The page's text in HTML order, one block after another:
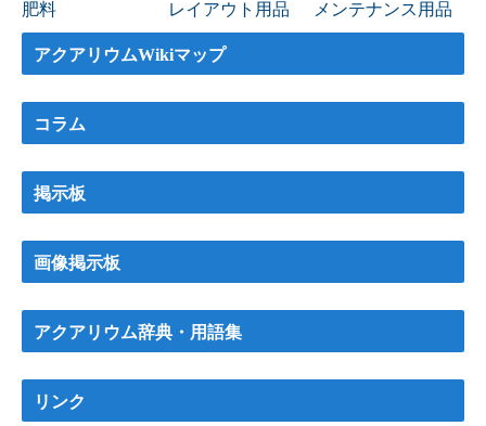
肥料 レイアウト用品 メンテナンス用品
アクアリウムWikiマップ
コラム
掲示板
画像掲示板
アクアリウム辞典・用語集
リンク